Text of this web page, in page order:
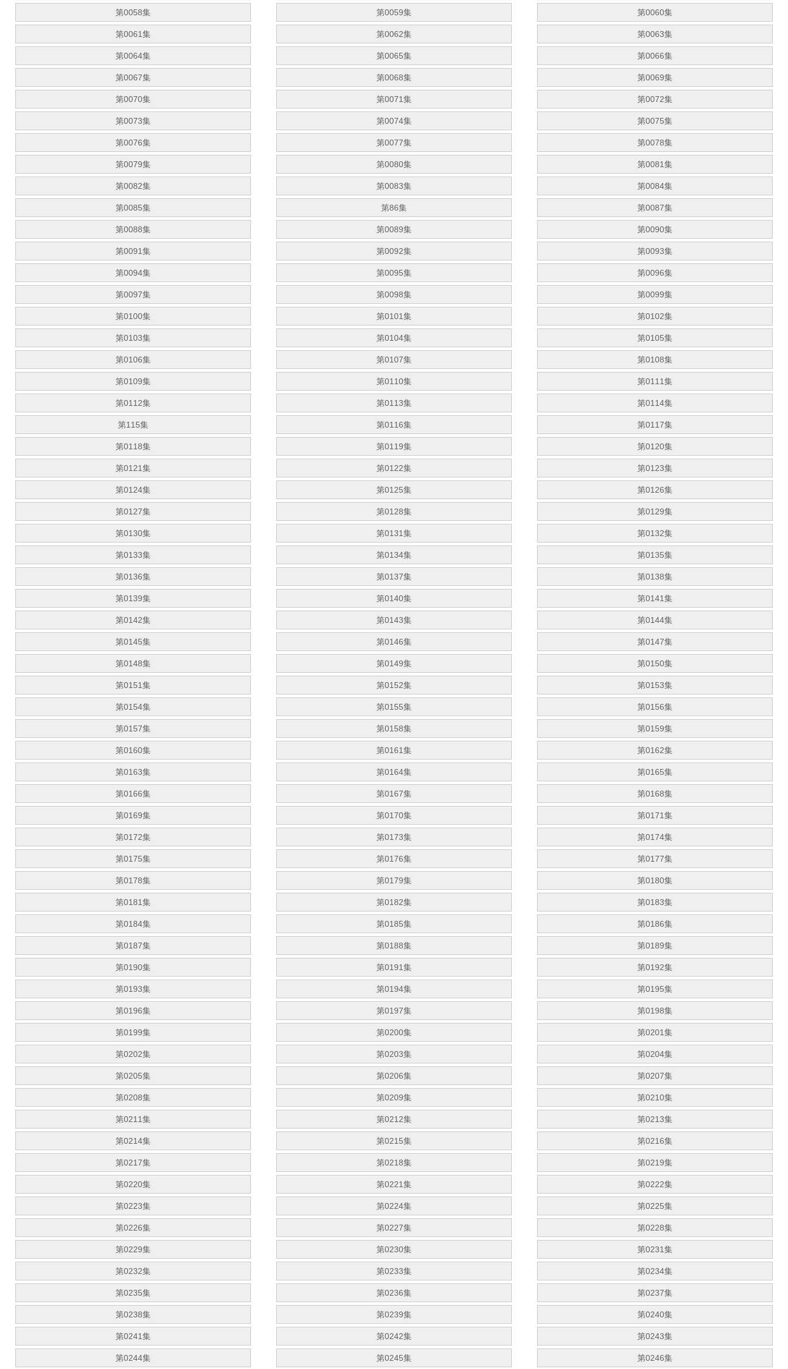
第0058集 第0059集 第0060集
第0061集 第0062集 第0063集
第0064集 第0065集 第0066集
第0067集 第0068集 第0069集
第0070集 第0071集 第0072集
第0073集 第0074集 第0075集
第0076集 第0077集 第0078集
第0079集 第0080集 第0081集
第0082集 第0083集 第0084集
第0085集 第86集 第0087集
第0088集 第0089集 第0090集
第0091集 第0092集 第0093集
第0094集 第0095集 第0096集
第0097集 第0098集 第0099集
第0100集 第0101集 第0102集
第0103集 第0104集 第0105集
第0106集 第0107集 第0108集
第0109集 第0110集 第0111集
第0112集 第0113集 第0114集
第115集 第0116集 第0117集
第0118集 第0119集 第0120集
第0121集 第0122集 第0123集
第0124集 第0125集 第0126集
第0127集 第0128集 第0129集
第0130集 第0131集 第0132集
第0133集 第0134集 第0135集
第0136集 第0137集 第0138集
第0139集 第0140集 第0141集
第0142集 第0143集 第0144集
第0145集 第0146集 第0147集
第0148集 第0149集 第0150集
第0151集 第0152集 第0153集
第0154集 第0155集 第0156集
第0157集 第0158集 第0159集
第0160集 第0161集 第0162集
第0163集 第0164集 第0165集
第0166集 第0167集 第0168集
第0169集 第0170集 第0171集
第0172集 第0173集 第0174集
第0175集 第0176集 第0177集
第0178集 第0179集 第0180集
第0181集 第0182集 第0183集
第0184集 第0185集 第0186集
第0187集 第0188集 第0189集
第0190集 第0191集 第0192集
第0193集 第0194集 第0195集
第0196集 第0197集 第0198集
第0199集 第0200集 第0201集
第0202集 第0203集 第0204集
第0205集 第0206集 第0207集
第0208集 第0209集 第0210集
第0211集 第0212集 第0213集
第0214集 第0215集 第0216集
第0217集 第0218集 第0219集
第0220集 第0221集 第0222集
第0223集 第0224集 第0225集
第0226集 第0227集 第0228集
第0229集 第0230集 第0231集
第0232集 第0233集 第0234集
第0235集 第0236集 第0237集
第0238集 第0239集 第0240集
第0241集 第0242集 第0243集
第0244集 第0245集 第0246集